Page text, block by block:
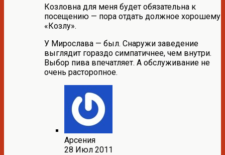
Козловна для меня будет обязательна к
посещению — пора отдать должное хорошему
«Козлу».
У Мирослава — был. Снаружи заведение
выглядит гораздо симпатичнее, чем внутри.
Выбор пива впечатляет. А обслуживание не
очень расторопное.
Арсения
28 Июл 2011